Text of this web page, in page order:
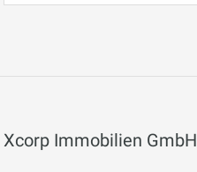
Xcorp Immobilien GmbH